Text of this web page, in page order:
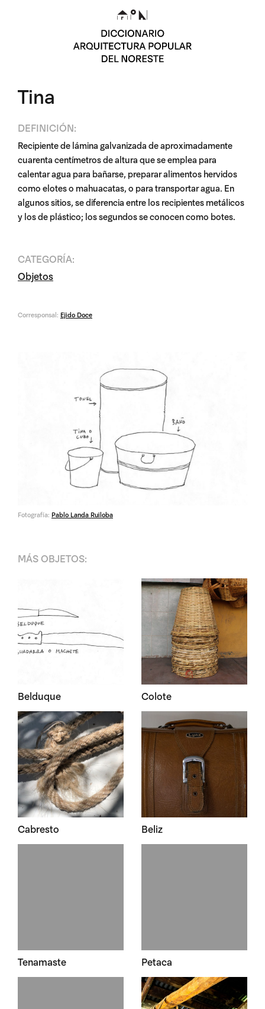
Tina
DEFINICIÓN:
Recipiente de lámina galvanizada de aproximadamente
cuarenta centímetros de altura que se emplea para
calentar agua para bañarse, preparar alimentos hervidos
como elotes o mahuacatas, o para transportar agua. En
algunos sitios, se diferencia entre los recipientes metálicos
y los de plástico; los segundos se conocen como botes.
CATEGORÍA:
Objetos
Corresponsal: Ejido Doce
Fotografía: Pablo Landa Ruiloba
MÁSOBJETOS:
Belduque Colote
Cabresto Beliz
Tenamaste Petaca